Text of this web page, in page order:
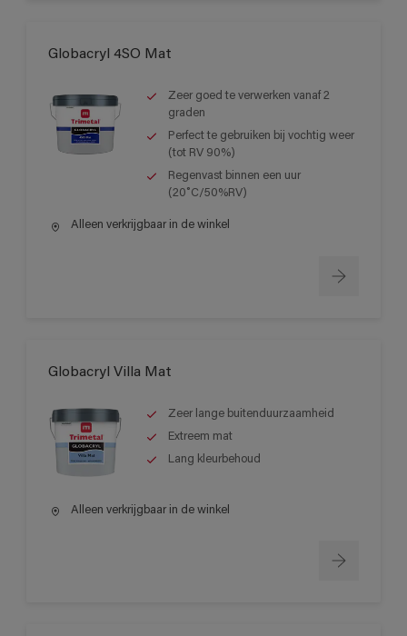
Globacryl 4SO Mat
Zeer goed te verwerken vanaf 2
graden
Perfect te gebruiken bij vochtig weer
(tot RV 90%)
Regenvast binnen een uur
(20˚C/50%RV)
Alleen verkrijgbaar in de winkel
Globacryl Villa Mat
Zeer lange buitenduurzaamheid
Extreem mat
Lang kleurbehoud
Alleen verkrijgbaar in de winkel